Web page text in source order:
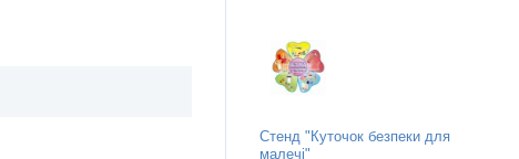
Стенд "Куточок безпеки для
малечі"